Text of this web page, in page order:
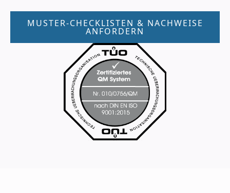
MUSTER-CHECKLISTEN & NACHWEISE
ANFORDERN